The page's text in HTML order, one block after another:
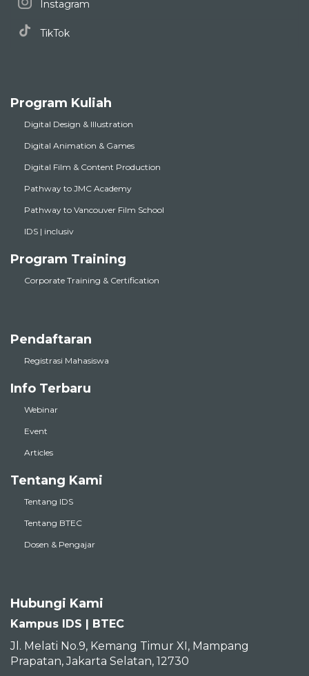
Instagram
TikTok
Program Kuliah
Digital Design & Illustration
Digital Animation & Games
Digital Film & Content Production
Pathway to JMC Academy
Pathway to Vancouver Film School
IDS | inclusiv
Program Training
Corporate Training & Certification
Pendaftaran
Registrasi Mahasiswa
Info Terbaru
Webinar
Event
Articles
Tentang Kami
Tentang IDS
Tentang BTEC
Dosen & Pengajar
Hubungi Kami
Kampus IDS | BTEC
Jl. Melati No.9, Kemang Timur XI, Mampang
Prapatan, Jakarta Selatan, 12730